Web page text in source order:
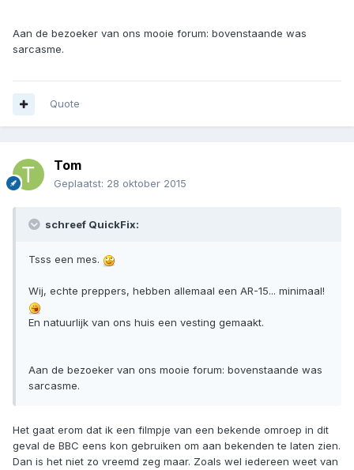
Aan de bezoeker van ons mooie forum: bovenstaande was
sarcasme.
Quote
Tom
Geplaatst: 28 oktober 2015
schreef QuickFix:
Tsss een mes.
Wij, echte preppers, hebben allemaal een AR-15... minimaal!
En natuurlijk van ons huis een vesting gemaakt.
Aan de bezoeker van ons mooie forum: bovenstaande was
sarcasme.
Het gaat erom dat ik een filmpje van een bekende omroep in dit
geval de BBC eens kon gebruiken om aan bekenden te laten zien.
Dan is het niet zo vreemd zeg maar. Zoals wel iedereen weet van